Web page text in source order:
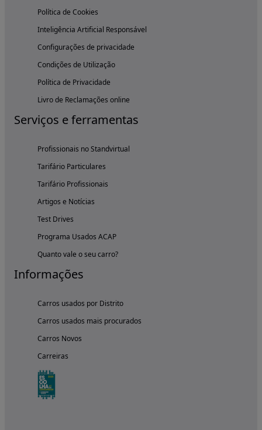
Política de Cookies
Inteligência Artificial Responsável
Configurações de privacidade
Condições de Utilização
Política de Privacidade
Livro de Reclamações online
Serviços e ferramentas
Profissionais no Standvirtual
Tarifário Particulares
Tarifário Profissionais
Artigos e Notícias
Test Drives
Programa Usados ACAP
Quanto vale o seu carro?
Informações
Carros usados por Distrito
Carros usados mais procurados
Carros Novos
Carreiras